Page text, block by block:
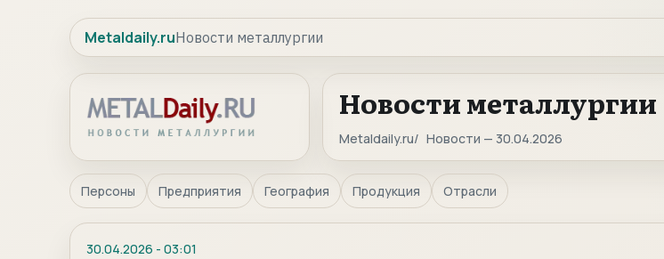
Metaldaily.ruНовости металлургии
Новости металлургии
Metaldaily.ru Новости — 30.04.2026
Персоны Предприятия География Продукция Отрасли
30.04.2026 - 03:01